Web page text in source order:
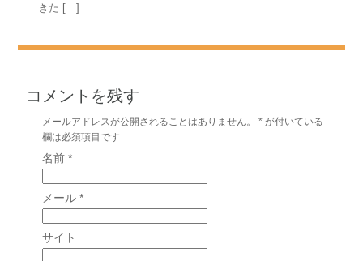
きた […]
コメントを残す
メールアドレスが公開されることはありません。 * が付いている
欄は必須項目です
名前*
メール*
サイト